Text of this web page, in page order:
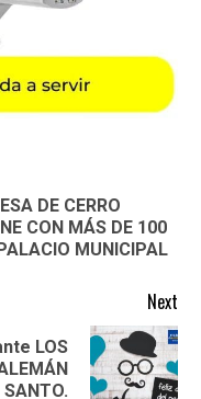
DE CERRO
CON MÁS DE 100
MUNICIPAL
Next
LOS
SANTO.